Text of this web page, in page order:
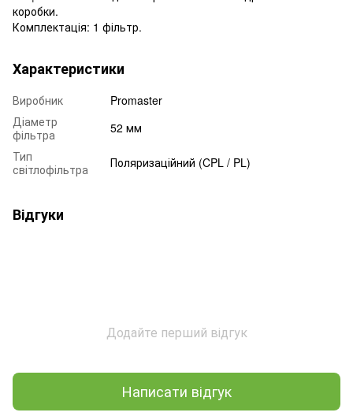
коробки.
Комплектація: 1 фільтр.
Характеристики
Виробник
Promaster
Діаметр
фільтра
52 мм
Тип
світлофільтра
Поляризаційний (CPL / PL)
Відгуки
Додайте перший відгук
Написати відгук